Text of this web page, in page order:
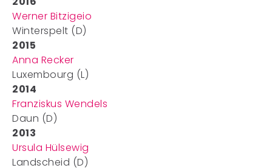
Werner Bitzigeio
Winterspelt (D)
2015
Anna Recker
Luxembourg (L)
2014
Franziskus Wendels
Daun (D)
2013
Ursula Hülsewig
Landscheid (D)